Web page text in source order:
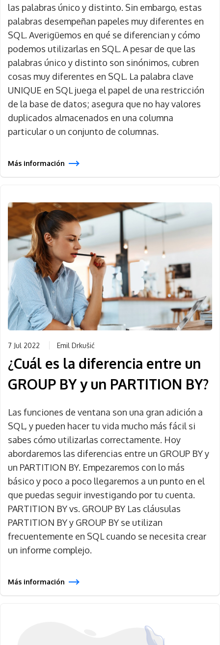
las palabras único y distinto. Sin embargo, estas
palabras desempeñan papeles muy diferentes en
SQL. Averigüemos en qué se diferencian y cómo
podemos utilizarlas en SQL. A pesar de que las
palabras único y distinto son sinónimos, cubren
cosas muy diferentes en SQL. La palabra clave
UNIQUE en SQL juega el papel de una restricción
de la base de datos; asegura que no hay valores
duplicados almacenados en una columna
particular o un conjunto de columnas.
Más información
7 Jul 2022 Emil Drkušić
¿Cuál es la diferencia entre un
GROUP BY y un PARTITION BY?
Las funciones de ventana son una gran adición a
SQL, y pueden hacer tu vida mucho más fácil si
sabes cómo utilizarlas correctamente. Hoy
abordaremos las diferencias entre un GROUP BY y
un PARTITION BY. Empezaremos con lo más
básico y poco a poco llegaremos a un punto en el
que puedas seguir investigando por tu cuenta.
PARTITION BY vs. GROUP BY Las cláusulas
PARTITION BY y GROUP BY se utilizan
frecuentemente en SQL cuando se necesita crear
un informe complejo.
Más información